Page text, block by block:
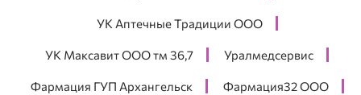
УК Аптечные Традиции ООО
УК Максавит ООО тм 36,7 Уралмедсервис
Фармация ГУП Архангельск Фармация32 ООО